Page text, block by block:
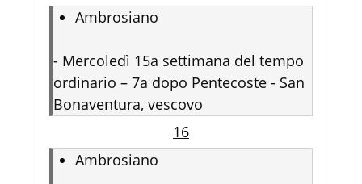
Ambrosiano
- Mercoledì 15a settimana del tempo
ordinario – 7a dopo Pentecoste - San
Bonaventura, vescovo
16
Ambrosiano